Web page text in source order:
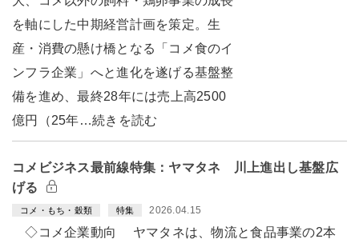
を軸にした中期経営計画を策定。生
産・消費の懸け橋となる「コメ食のイ
ンフラ企業」へと進化を遂げる基盤整
備を進め、最終28年には売上高2500
億円（25年…続きを読む
コメビジネス最前線特集：ヤマタネ 川上進出し基盤広
げる
コメ・もち・穀類 特集 2026.04.15
◇コメ企業動向 ヤマタネは、物流と食品事業の2本